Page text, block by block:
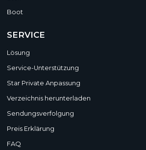
Boot
SERVICE
Lösung
Service-Unterstützung
Star Private Anpassung
Verzeichnis herunterladen
Sendungsverfolgung
Preis Erklärung
FAQ